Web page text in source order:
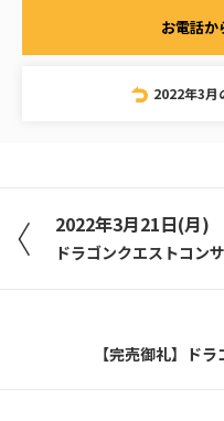
お電話か
2022年3月
2022年3月21日(月)
ドラゴンクエストコン
【完売御礼】ド